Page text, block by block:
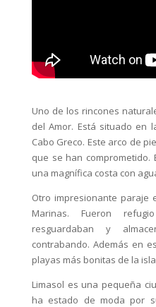
Uno de los rincones
del Amor. Está situado en
Cabo Greco. Este arco de
que se han comprometido.
una magnífica costa con
Otro impresionante paraje
Marinas. Fueron
resguardaban y
contrabando. Además en
playas más bonitas de la
Limasol es una pequeña
ha estado de moda por